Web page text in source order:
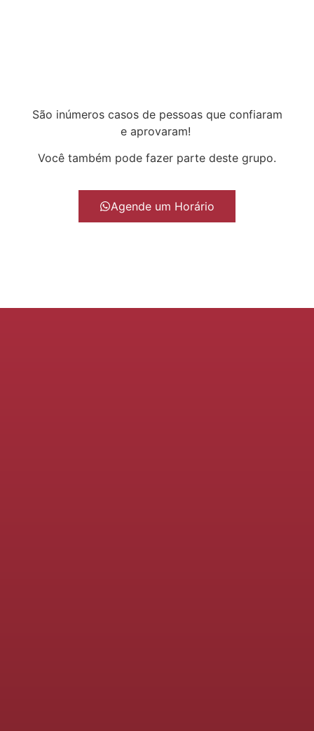
São inúmeros casos de pessoas que confiaram
e aprovaram!
Você também pode fazer parte deste grupo.
Agende um Horário